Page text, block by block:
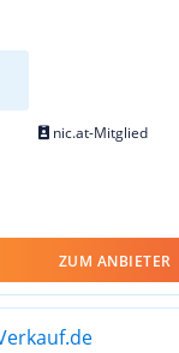
nic.at-Mitglied
ZUM ANBIETER